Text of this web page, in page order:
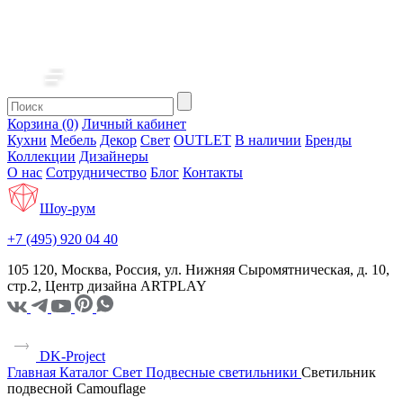
Корзина (0) Личный кабинет
Кухни Мебель Декор Свет OUTLET В наличии Бренды
Коллекции Дизайнеры
О нас Сотрудничество Блог Контакты
Шоу-рум
+7 (495) 920 04 40
105 120, Москва, Россия, ул. Нижняя Сыромятническая, д. 10,
стр.2, Центр дизайна ARTPLAY
DK-Project
Главная Каталог Свет Подвесные светильники Светильник
подвесной Camouflage